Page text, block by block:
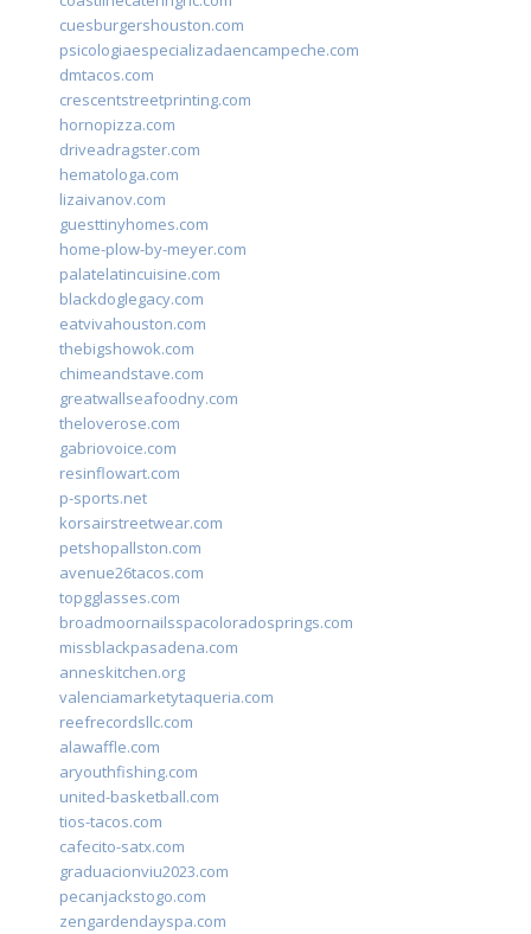
cuesburgershouston.com
psicologiaespecializadaencampeche.com
dmtacos.com
crescentstreetprinting.com
hornopizza.com
driveadragster.com
hematologa.com
lizaivanov.com
guesttinyhomes.com
home-plow-by-meyer.com
palatelatincuisine.com
blackdoglegacy.com
eatvivahouston.com
thebigshowok.com
chimeandstave.com
greatwallseafoodny.com
theloverose.com
gabriovoice.com
resinflowart.com
p-sports.net
korsairstreetwear.com
petshopallston.com
avenue26tacos.com
topgglasses.com
broadmoornailsspacoloradosprings.com
missblackpasadena.com
anneskitchen.org
valenciamarketytaqueria.com
reefrecordsllc.com
alawaffle.com
aryouthfishing.com
united-basketball.com
tios-tacos.com
cafecito-satx.com
graduacionviu2023.com
pecanjackstogo.com
zengardendayspa.com